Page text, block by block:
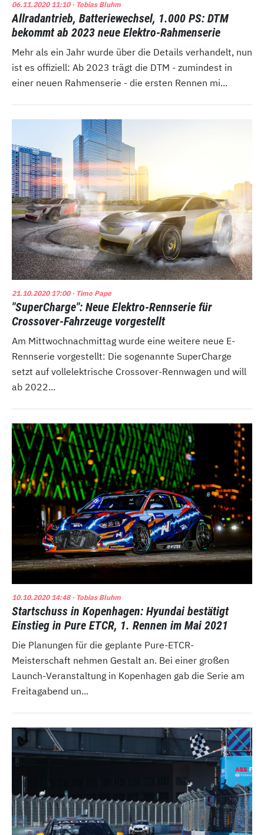
06.11.2020 11:10· Tobias Bluhm
Allradantrieb, Batteriewechsel, 1.000 PS: DTM
bekommt ab 2023 neue Elektro-Rahmenserie
Mehr als ein Jahr wurde über die Details verhandelt, nun
ist es offiziell: Ab 2023 trägt die DTM - zumindest in
einer neuen Rahmenserie - die ersten Rennen mi...
21.10.2020 17:00· Timo Pape
"SuperCharge": Neue Elektro-Rennserie für
Crossover-Fahrzeuge vorgestellt
Am Mittwochnachmittag wurde eine weitere neue E-
Rennserie vorgestellt: Die sogenannte SuperCharge
setzt auf vollelektrische Crossover-Rennwagen und will
ab 2022...
10.10.2020 14:48· Tobias Bluhm
Startschuss in Kopenhagen: Hyundai bestätigt
Einstieg in Pure ETCR, 1. Rennen im Mai 2021
Die Planungen für die geplante Pure-ETCR-
Meisterschaft nehmen Gestalt an. Bei einer großen
Launch-Veranstaltung in Kopenhagen gab die Serie am
Freitagabend un...